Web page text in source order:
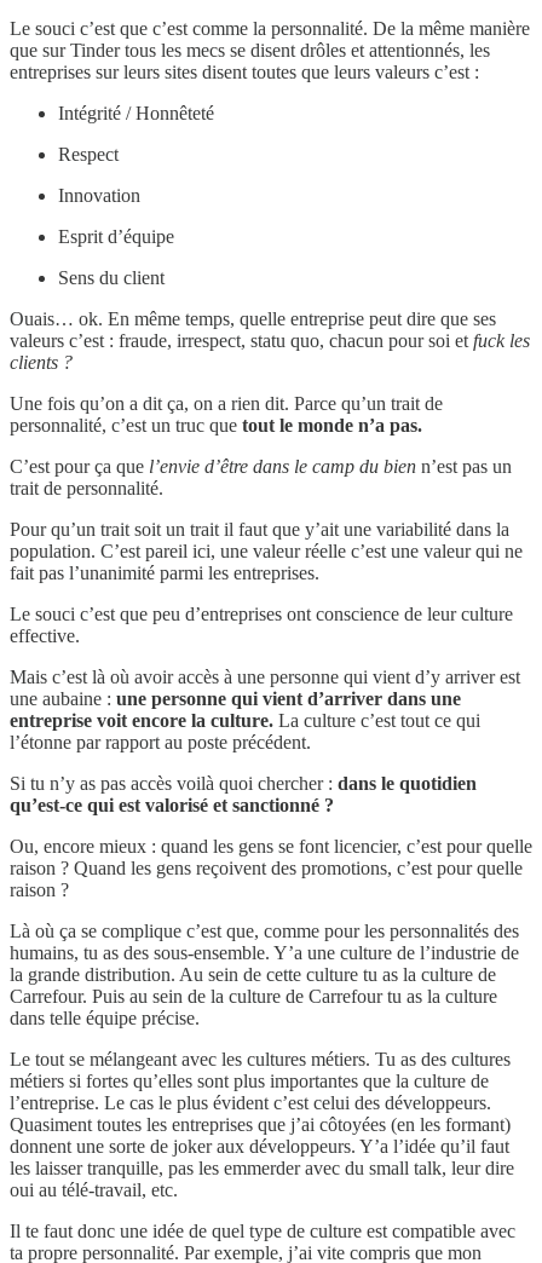
Le souci c’est que c’est comme la personnalité. De la même manière
que sur Tinder tous les mecs se disent drôles et attentionnés, les
entreprises sur leurs sites disent toutes que leurs valeurs c’est :
Intégrité / Honnêteté
Respect
Innovation
Esprit d’équipe
Sens du client
Ouais… ok. En même temps, quelle entreprise peut dire que ses
valeurs c’est : fraude, irrespect, statu quo, chacun pour soi et fuck les
clients ?
Une fois qu’on a dit ça, on a rien dit. Parce qu’un trait de
personnalité, c’est un truc que tout le monde n’a pas.
C’est pour ça que l’envie d’être dans le camp du bien n’est pas un
trait de personnalité.
Pour qu’un trait soit un trait il faut que y’ait une variabilité dans la
population. C’est pareil ici, une valeur réelle c’est une valeur qui ne
fait pas l’unanimité parmi les entreprises.
Le souci c’est que peu d’entreprises ont conscience de leur culture
effective.
Mais c’est là où avoir accès à une personne qui vient d’y arriver est
une aubaine : une personne qui vient d’arriver dans une
entreprise voit encore la culture. La culture c’est tout ce qui
l’étonne par rapport au poste précédent.
Si tu n’y as pas accès voilà quoi chercher : dans le quotidien
qu’est-ce qui est valorisé et sanctionné ?
Ou, encore mieux : quand les gens se font licencier, c’est pour quelle
raison ? Quand les gens reçoivent des promotions, c’est pour quelle
raison ?
Là où ça se complique c’est que, comme pour les personnalités des
humains, tu as des sous-ensemble. Y’a une culture de l’industrie de
la grande distribution. Au sein de cette culture tu as la culture de
Carrefour. Puis au sein de la culture de Carrefour tu as la culture
dans telle équipe précise.
Le tout se mélangeant avec les cultures métiers. Tu as des cultures
métiers si fortes qu’elles sont plus importantes que la culture de
l’entreprise. Le cas le plus évident c’est celui des développeurs.
Quasiment toutes les entreprises que j’ai côtoyées (en les formant)
donnent une sorte de joker aux développeurs. Y’a l’idée qu’il faut
les laisser tranquille, pas les emmerder avec du small talk, leur dire
oui au télé-travail, etc.
Il te faut donc une idée de quel type de culture est compatible avec
ta propre personnalité. Par exemple, j’ai vite compris que mon